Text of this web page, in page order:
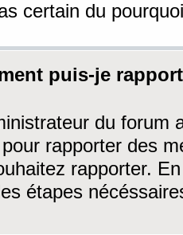
certain du
puis-je
du forum
rapporter des
rapporter.
étapes